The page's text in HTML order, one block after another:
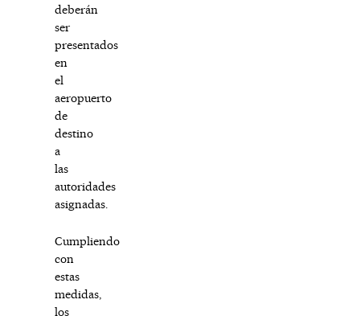
deberán
ser
presentados
en
el
aeropuerto
de
destino
a
las
autoridades
asignadas.
Cumpliendo
con
estas
medidas,
los